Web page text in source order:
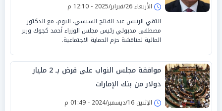
الأربعاء 26/فبراير/2025 - 12:10 م
التقي الرئيس عبد الفتاح السيسي، اليوم، مع الدكتور
مصطفى مدبولي رئيس مجلس الوزراء أحمد كجوك وزير
المالية لمناقشة حزم الحماية الاجتماعية.
موافقة مجلس النواب على قرض بـ 2 مليار
دولار من بنك الإمارات
الإثنين 16/ديسمبر/2024 - 01:49 م